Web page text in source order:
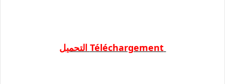
Téléchargement التحميل